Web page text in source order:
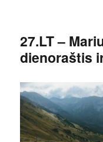
27.LT –
dienoraštis